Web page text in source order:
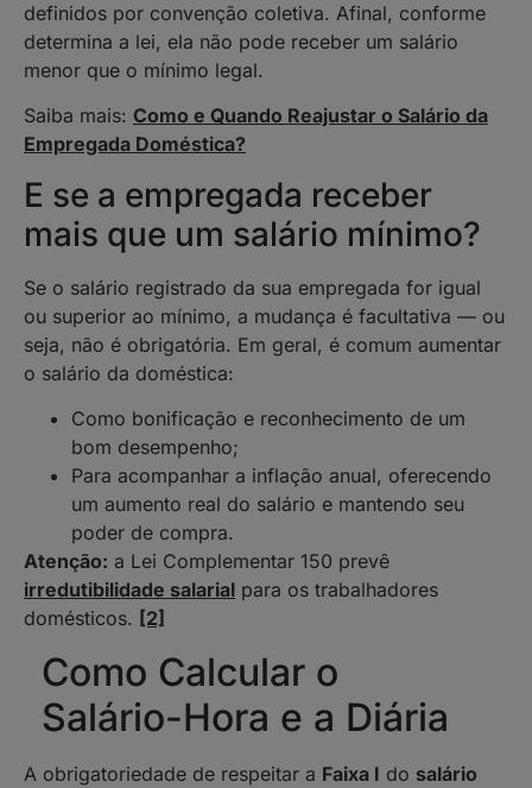
definidos por convenção coletiva. Afinal, conforme
determina a lei, ela não pode receber um salário
menor que o mínimo legal.
Saiba mais: Como e Quando Reajustar o Salário da
Empregada Doméstica?
E se a empregada receber
mais que um salário mínimo?
Se o salário registrado da sua empregada for igual
ou superior ao mínimo, a mudança é facultativa — ou
seja, não é obrigatória. Em geral, é comum aumentar
o salário da doméstica:
Como bonificação e reconhecimento de um
bom desempenho;
Para acompanhar a inflação anual, oferecendo
um aumento real do salário e mantendo seu
poder de compra.
Atenção: a Lei Complementar 150 prevê
irredutibilidade salarial para os trabalhadores
domésticos. [2]
Como Calcular o
Salário-Hora e a Diária
A obrigatoriedade de respeitar a Faixa I do salário